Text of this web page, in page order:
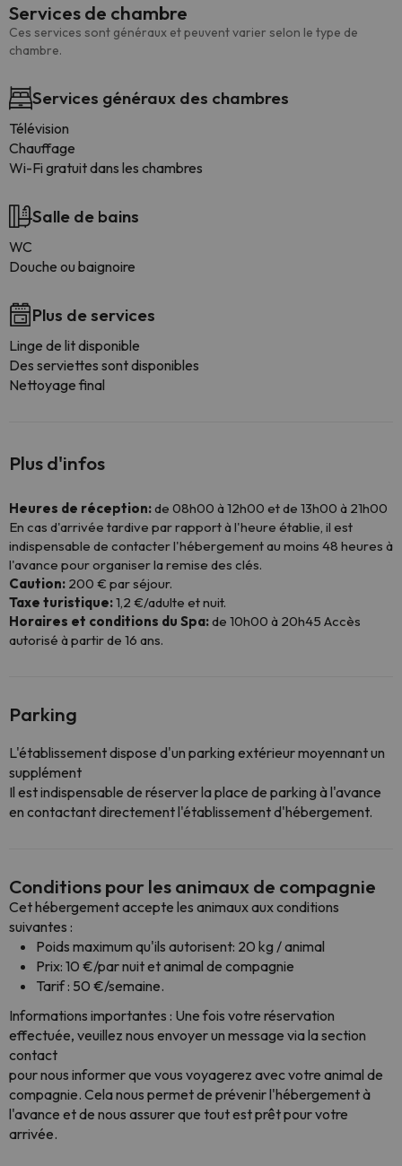
Services de chambre
Ces services sont généraux et peuvent varier selon le type de
chambre.
Services généraux des chambres
Télévision
Chauffage
Wi-Fi gratuit dans les chambres
Salle de bains
WC
Douche ou baignoire
Plus de services
Linge de lit disponible
Des serviettes sont disponibles
Nettoyage final
Plus d'infos
Heures de réception:de 08h00 à 12h00 et de 13h00 à 21h00
En cas d'arrivée tardive par rapport à l'heure établie, il est
indispensable de contacter l'hébergement au moins 48 heures à
l'avance pour organiser la remise des clés.
Caution: 200 € par séjour.
Taxe turistique:1,2 €/adulte et nuit.
Horaires et conditions du Spa:de 10h00 à 20h45 Accès
autorisé à partir de 16 ans.
Parking
L'établissement dispose d'un parking extérieur moyennant un
supplément
Il est indispensable de réserver la place de parking à l'avance
en contactant directement l'établissement d'hébergement.
Conditions pour les animaux de compagnie
Cet hébergement accepte les animaux aux conditions
suivantes :
Poids maximum qu'ils autorisent: 20 kg / animal
Prix: 10 €/par nuit et animal de compagnie
Tarif : 50 €/semaine.
Informations importantes : Une fois votre réservation
effectuée, veuillez nous envoyer un message via la section
contact
pour nous informer que vous voyagerez avec votre animal de
compagnie. Cela nous permet de prévenir l'hébergement à
l'avance et de nous assurer que tout est prêt pour votre
arrivée.